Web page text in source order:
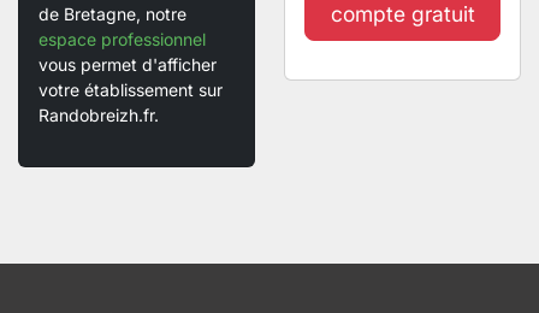
de Bretagne, notre
espace professionnel
vous permet d'afficher
votre établissement sur
Randobreizh.fr.
compte gratuit